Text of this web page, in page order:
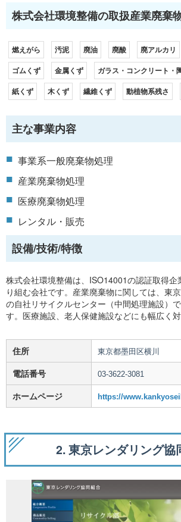
株式会社環境整備の取扱産業廃棄
燃えがら 汚泥 廃油 廃酸 廃アルカリ
ゴムくず
金属くず ガラス・コンクリート・
紙くず
木くず 繊維くず 動植物系残さ
主な事業内容
事業系一般廃棄物処理
産業廃棄物処理
医療廃棄物処理
レンタル・販売
設備/技術/特徴
株式会社環境整備は、ISO14001の認証取得企
り組む会社です。産業廃棄物に関しては、東
の自社リサイクルセンター（中間処理施設）
す。医療施設、老人保健施設などにも幅広く対
住所 東京都墨田区横川
電話番号 03-3622-3081
ホームページ https://
2. 東京レンダリング協